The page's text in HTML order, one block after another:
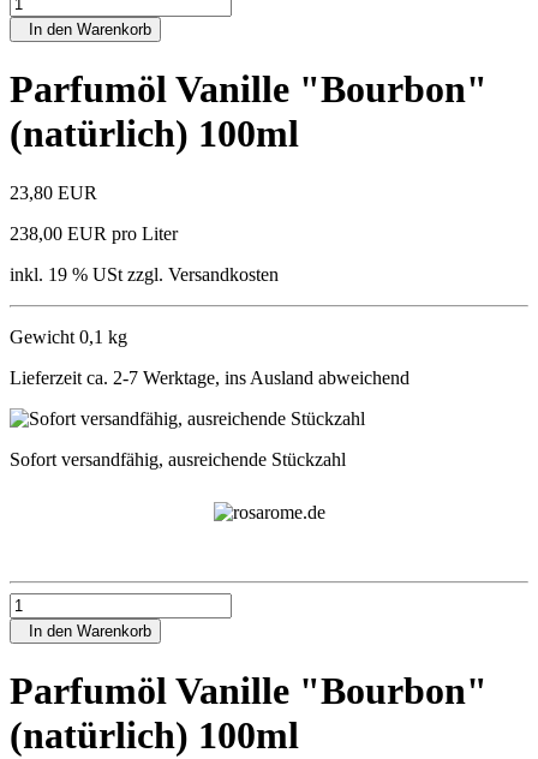
In den Warenkorb
Parfumöl Vanille "Bourbon"
(natürlich) 100ml
23,80 EUR
238,00 EUR pro Liter
inkl. 19 % USt zzgl. Versandkosten
Gewicht 0,1 kg
Lieferzeit ca. 2-7 Werktage, ins Ausland abweichend
Sofort versandfähig, ausreichende Stückzahl
In den Warenkorb
Parfumöl Vanille "Bourbon"
(natürlich) 100ml